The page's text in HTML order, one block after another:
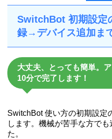
SwitchBot 初期設定
録→デバイス追加ま
大丈夫、とっても簡単。
10分で完了します！
SwitchBot 使い方の初期設定
します。機械が苦手な方で
た。